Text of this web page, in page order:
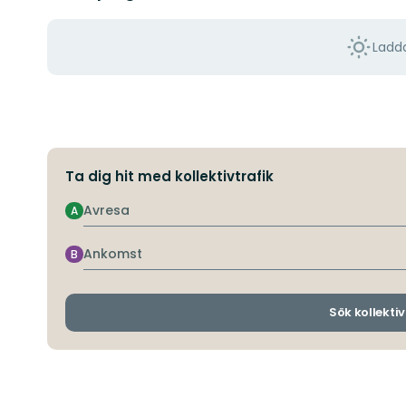
Ta dig hit med kollektivtrafik
Avresa
A
Ankomst
B
Sök